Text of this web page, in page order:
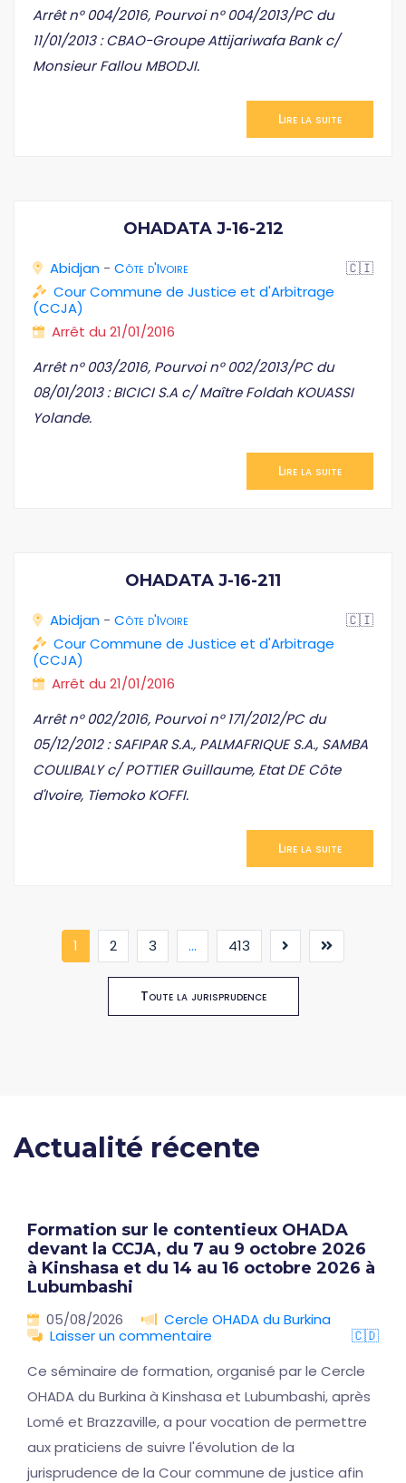
Arrêt n° 004/2016, Pourvoi n° 004/2013/PC du
11/01/2013 : CBAO-Groupe Attijariwafa Bank c/
Monsieur Fallou MBODJI.
Lire la suite
OHADATA J-16-212
Abidjan - Côte d'Ivoire
🇨🇮
Cour Commune de Justice et d'Arbitrage
(CCJA)
Arrêt du 21/01/2016
Arrêt n° 003/2016, Pourvoi n° 002/2013/PC du
08/01/2013 : BICICI S.A c/ Maître Foldah KOUASSI
Yolande.
Lire la suite
OHADATA J-16-211
Abidjan - Côte d'Ivoire
🇨🇮
Cour Commune de Justice et d'Arbitrage
(CCJA)
Arrêt du 21/01/2016
Arrêt n° 002/2016, Pourvoi n° 171/2012/PC du
05/12/2012 : SAFIPAR S.A., PALMAFRIQUE S.A., SAMBA
COULIBALY c/ POTTIER Guillaume, Etat DE Côte
d'Ivoire, Tiemoko KOFFI.
Lire la suite
1 (current)
2 3 ... 413
Toute la jurisprudence
Actualité récente
Formation sur le contentieux OHADA
devant la CCJA, du 7 au 9 octobre 2026
à Kinshasa et du 14 au 16 octobre 2026 à
Lubumbashi
05/08/2026
Cercle OHADA du Burkina
Laisser un commentaire
🇨🇩
Ce séminaire de formation, organisé par le Cercle
OHADA du Burkina à Kinshasa et Lubumbashi, après
Lomé et Brazzaville, a pour vocation de permettre
aux praticiens de suivre l'évolution de la
jurisprudence de la Cour commune de justice afin